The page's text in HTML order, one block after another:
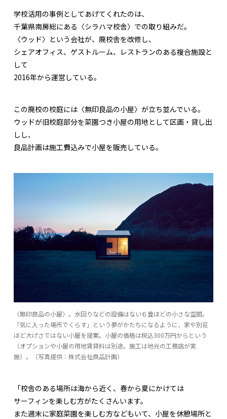
学校活用の事例としてあげてくれたのは、
千葉県南房総にある〈シラハマ校舎〉での取り組みだ。
〈ウッド〉という会社が、廃校舎を改修し、
シェアオフィス、ゲストルーム、レストランのある複合施設と
して
2016年から運営している。
この廃校の校庭には〈無印良品の小屋〉が立ち並んでいる。
ウッドが旧校庭部分を菜園つき小屋の用地として区画・貸し出
しし、
良品計画は施工費込みで小屋を販売している。
〈無印良品の小屋〉。水回りなどの設備はない６畳ほどの小さな空間。
「気に入った場所でくらす」という夢がかたちになるように、家や別荘
ほど大げさではない小屋を提案。小屋の価格は税込300万円からという
（オプションや小屋の用地賃貸料は別途。施工は地元の工務店が実
施）。（写真提供：株式会社良品計画）
「校舎のある場所は海から近く、春から夏にかけては
サーフィンを楽しむ方がたくさんいます。
また週末に家庭菜園を楽しむ方などもいて、小屋を休憩場所と